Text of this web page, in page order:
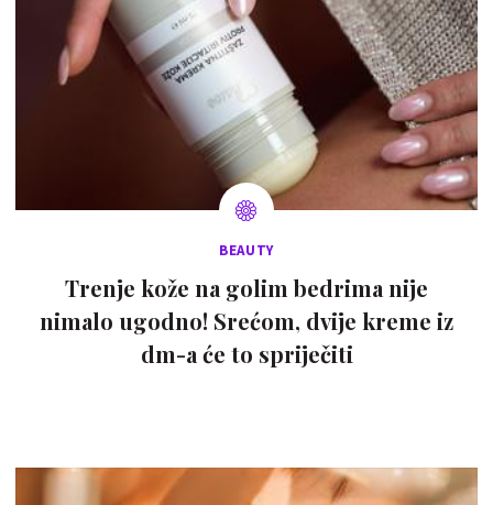
BEAUTY
Trenje kože na golim bedrima nije
nimalo ugodno! Srećom, dvije kreme iz
dm-a će to spriječiti